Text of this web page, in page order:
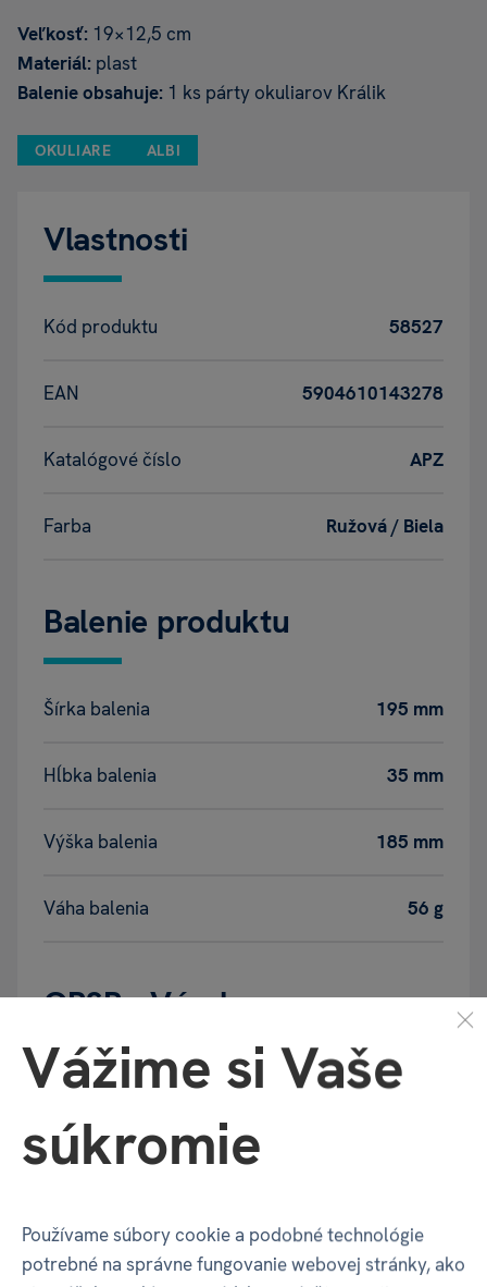
Veľkosť: 19×12,5 cm
Materiál: plast
Balenie obsahuje: 1 ks párty okuliarov Králik
OKULIARE ALBI
Vlastnosti
Kód produktu 58527
EAN 5904610143278
Katalógové číslo APZ
Farba Ružová / Biela
Balenie produktu
Šírka balenia 195 mm
Hĺbka balenia 35 mm
Výška balenia 185 mm
Váha balenia 56 g
GPSR - Výrobca
Název ALBI s.r.o.
Adresa
Oravská ulica 8557/22 | Žilina |
Kontakt albi@albi.sk +421908720000
Vážime si Vaše
súkromie
Používame súbory cookie a podobné technológie
potrebné na správne fungovanie webovej stránky, ako